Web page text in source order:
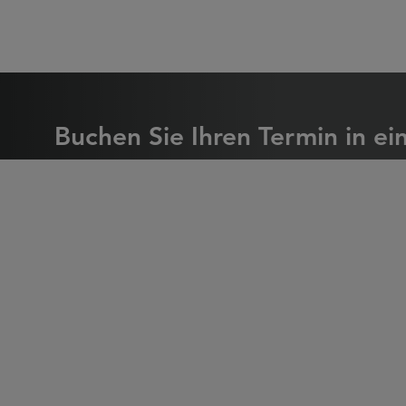
Buchen Sie Ihren
Buchen Sie Ihren Termin in